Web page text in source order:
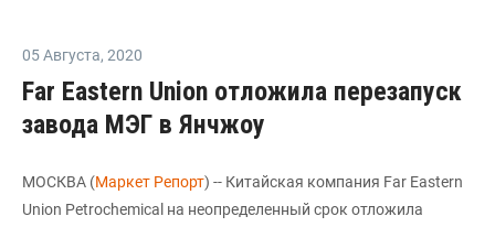
05 Августа, 2020
Far Eastern Union отложила перезапуск
завода МЭГ в Янчжоу
МОСКВА (Маркет Репорт) -- Китайская компания Far Eastern
Union Petrochemical на неопределенный срок отложила